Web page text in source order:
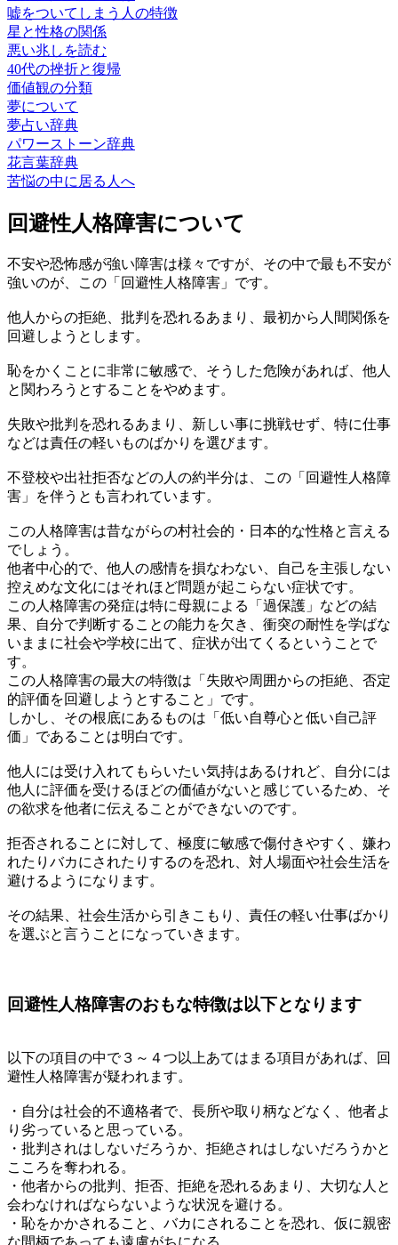
嘘をついてしまう人の特徴
星と性格の関係
悪い兆しを読む
40代の挫折と復帰
価値観の分類
夢について
夢占い辞典
パワーストーン辞典
花言葉辞典
苦悩の中に居る人へ
回避性人格障害について
不安や恐怖感が強い障害は様々ですが、その中で最も不安が
強いのが、この「回避性人格障害」です。
他人からの拒絶、批判を恐れるあまり、最初から人間関係を
回避しようとします。
恥をかくことに非常に敏感で、そうした危険があれば、他人
と関わろうとすることをやめます。
失敗や批判を恐れるあまり、新しい事に挑戦せず、特に仕事
などは責任の軽いものばかりを選びます。
不登校や出社拒否などの人の約半分は、この「回避性人格障
害」を伴うとも言われています。
この人格障害は昔ながらの村社会的・日本的な性格と言える
でしょう。
他者中心的で、他人の感情を損なわない、自己を主張しない
控えめな文化にはそれほど問題が起こらない症状です。
この人格障害の発症は特に母親による「過保護」などの結
果、自分で判断することの能力を欠き、衝突の耐性を学ばな
いままに社会や学校に出て、症状が出てくるということで
す。
この人格障害の最大の特徴は「失敗や周囲からの拒絶、否定
的評価を回避しようとすること」です。
しかし、その根底にあるものは「低い自尊心と低い自己評
価」であることは明白です。
他人には受け入れてもらいたい気持はあるけれど、自分には
他人に評価を受けるほどの価値がないと感じているため、そ
の欲求を他者に伝えることができないのです。
拒否されることに対して、極度に敏感で傷付きやすく、嫌わ
れたりバカにされたりするのを恐れ、対人場面や社会生活を
避けるようになります。
その結果、社会生活から引きこもり、責任の軽い仕事ばかり
を選ぶと言うことになっていきます。
回避性人格障害のおもな特徴は以下となります
以下の項目の中で３～４つ以上あてはまる項目があれば、回
避性人格障害が疑われます。
・自分は社会的不適格者で、長所や取り柄などなく、他者よ
り劣っていると思っている。
・批判されはしないだろうか、拒絶されはしないだろうかと
こころを奪われる。
・他者からの批判、拒否、拒絶を恐れるあまり、大切な人と
会わなければならないような状況を避ける。
・恥をかかされること、バカにされることを恐れ、仮に親密
な間柄であっても遠慮がちになる。